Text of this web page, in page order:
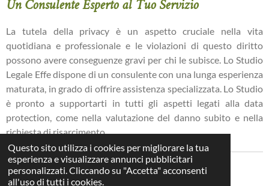
Questo sito utilizza i cookies per migliorare la tua
esperienza e visualizzare annunci pubblicitari
personalizzati. Cliccando su "Accetta" acconsenti
all'uso di tutti i cookies.
Un Consulente Esperto al Tuo Servizio
La tutela della privacy è un aspetto cruciale nella vita
quotidiana e professionale e le violazioni di questo diritto
possono avere conseguenze gravi per chi le subisce. Lo Studio
Legale Effe dispone di un consulente con una lunga esperienza
maturata, in grado di offrire assistenza specializzata. Lo Studio
è pronto a supportarti in tutti gli aspetti legati alla data
protection, come nella valutazione del danno subito e nella
richiesta di risarcimento.